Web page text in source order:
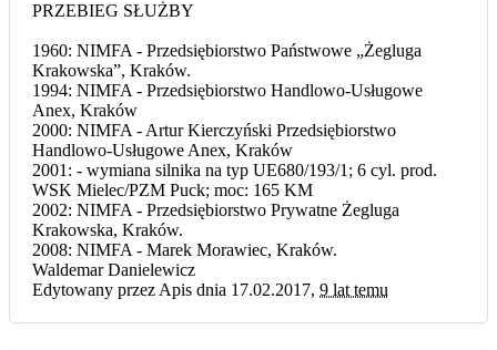
PRZEBIEG SŁUŻBY
1960: NIMFA - Przedsiębiorstwo Państwowe „Żegluga
Krakowska”, Kraków.
1994: NIMFA - Przedsiębiorstwo Handlowo-Usługowe
Anex, Kraków
2000: NIMFA - Artur Kierczyński Przedsiębiorstwo
Handlowo-Usługowe Anex, Kraków
2001: - wymiana silnika na typ UE680/193/1; 6 cyl. prod.
WSK Mielec/PZM Puck; moc: 165 KM
2002: NIMFA - Przedsiębiorstwo Prywatne Żegluga
Krakowska, Kraków.
2008: NIMFA - Marek Morawiec, Kraków.
Waldemar Danielewicz
Edytowany przez Apis dnia 17.02.2017, 9 lat temu